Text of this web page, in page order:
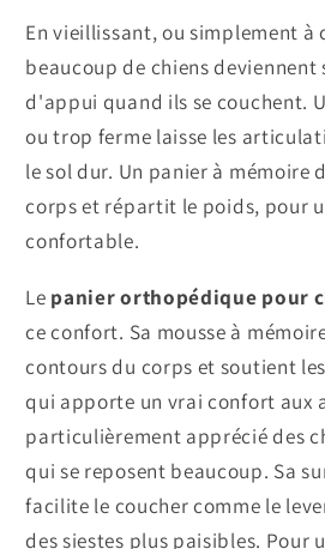
En vieillissant, ou simplement à
beaucoup de chiens deviennent
d'appui quand ils se couchent.
ou trop ferme laisse les
le sol dur. Un panier à mémoire
corps et répartit le poids, pour
confortable.
Le panier orthopédique pour
ce confort. Sa mousse à
contours du corps et soutient
qui apporte un vrai confort aux
particulièrement apprécié des
qui se reposent beaucoup. Sa
facilite le coucher comme le
des siestes plus paisibles. Pour